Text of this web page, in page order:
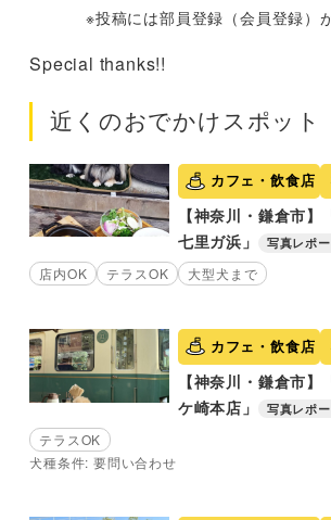
※投稿には部員登録（会員登録）
Special thanks!!
近くのおでかけスポット
カフェ・飲食店
【神奈川・鎌倉市
七里ガ浜」
写真レポ
店内OK テラスOK 大型犬まで
カフェ・飲食店
【神奈川・鎌倉市
ケ崎本店」
写真レポ
テラスOK
犬種条件: 要問い合わせ